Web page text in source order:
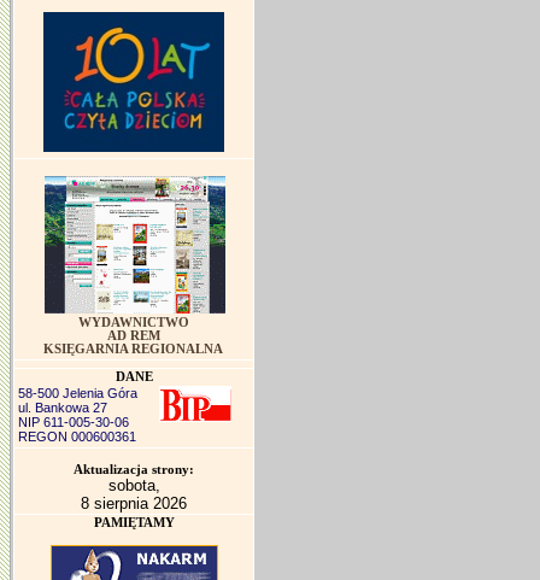
WYDAWNICTWO
AD REM
KSIĘGARNIA REGIONALNA
DANE
58-500 Jelenia Góra
ul. Bankowa 27
NIP 611-005-30-06
REGON 000600361
Aktualizacja strony:
sobota,
8 sierpnia 2026
PAMIĘTAMY